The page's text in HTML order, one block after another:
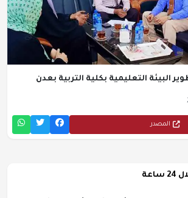
البيئة التعليمية بكلية التربية بعدن
المصدر